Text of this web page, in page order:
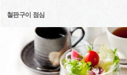
철판구이 점심